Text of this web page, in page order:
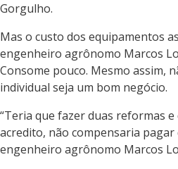
Gorgulho.
Mas o custo dos equipamentos
engenheiro agrônomo Marcos
Consome pouco. Mesmo assim,
individual seja um bom negócio.
“Teria que fazer duas reformas
acredito, não compensaria pagar
engenheiro agrônomo Marcos